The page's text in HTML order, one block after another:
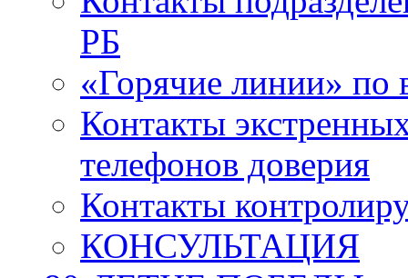
РБ
«Горячие линии» по
Контакты
телефонов доверия
Контакты
КОНСУЛЬТАЦИЯ